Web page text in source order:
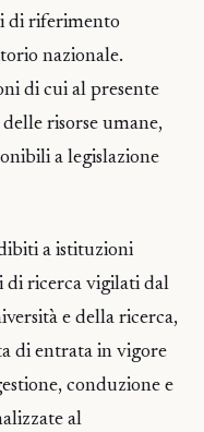
di riferimento
nazionale.
di cui al presente
risorse umane,
a legislazione
a istituzioni
di ricerca vigilati dal
e della ricerca,
di entrata in vigore
conduzione e
al